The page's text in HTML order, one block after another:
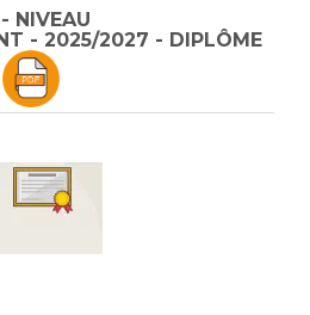
NIVEAU
- 2025/2027 - DIPLÔME